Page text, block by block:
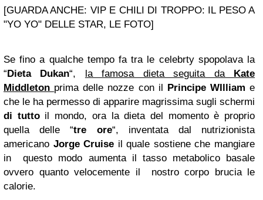
[GUARDA ANCHE: VIP E CHILI DI TROPPO: IL PESO A
"YO YO" DELLE STAR, LE FOTO]
Se fino a qualche tempo fa tra le celebrty spopolava la
“Dieta Dukan“, la famosa dieta seguita da Kate
Middleton prima delle nozze con il Principe WIlliam e
che le ha permesso di apparire magrissima sugli schermi
di tuttoil mondo, ora la dieta del momento è proprio
quella delle “tre ore“, inventata dal nutrizionista
americano Jorge Cruise il quale sostiene che mangiare
in questo modo aumenta il tasso metabolico basale
ovvero quanto velocemente il nostro corpo brucia le
calorie.